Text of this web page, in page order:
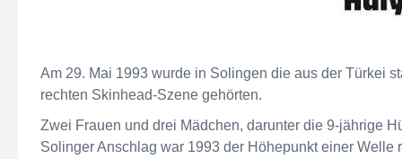
Am 29. Mai 1993 wurde in Solingen die aus der Türkei
rechten Skinhead-Szene gehörten.
Zwei Frauen und drei Mädchen, darunter die 9-jährige
Solinger Anschlag war 1993 der Höhepunkt einer